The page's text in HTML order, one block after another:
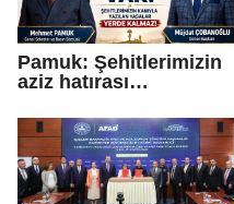
Pamuk: Şehitlerimizin
aziz hatırası
gazilerimizin
fedakârlıkları
gölgelenmesin